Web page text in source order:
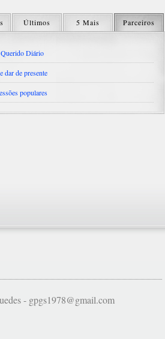
Últimos 5 Mais Parceiros
Diário
dar de presente
populares
- gpgs1978@gmail.com